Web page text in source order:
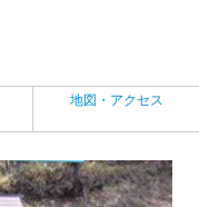
地図・アクセス